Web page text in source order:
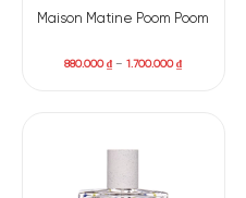
Maison Matine Poom Poom
880.000₫ –1.700.000₫